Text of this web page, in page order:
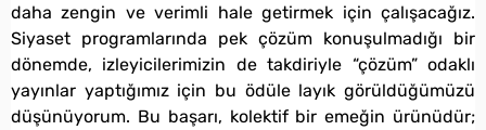
daha zengin ve verimli hale getirmek için çalışacağız.
Siyaset programlarında pek çözüm konuşulmadığı bir
dönemde, izleyicilerimizin de takdiriyle “çözüm” odaklı
yayınlar yaptığımız için bu ödüle layık görüldüğümüzü
düşünüyorum. Bu başarı, kolektif bir emeğin ürünüdür;